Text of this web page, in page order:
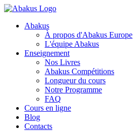
Abakus
À propos d'Abakus Europe
L'équipe Abakus
Enseignement
Nos Livres
Abakus Compétitions
Longueur du cours
Notre Programme
FAQ
Cours en ligne
Blog
Contacts